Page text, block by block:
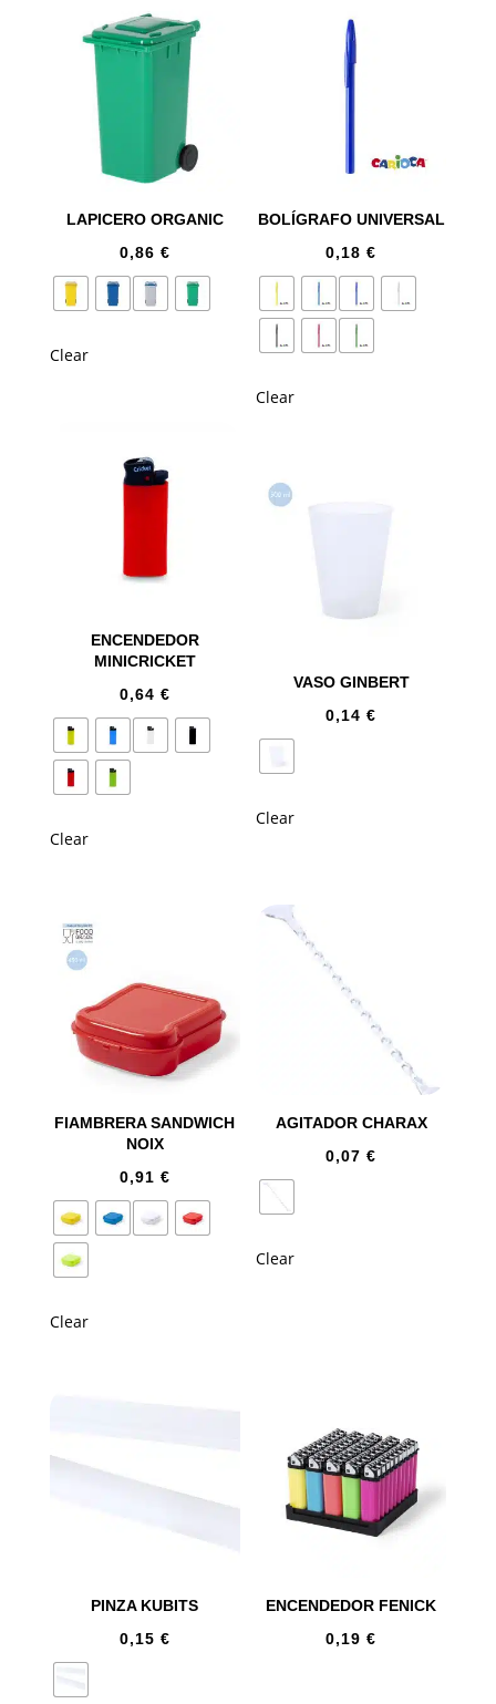
LAPICERO ORGANIC
0,86 €
Clear
BOLÍGRAFO UNIVERSAL
0,18€
Clear
ENCENDEDOR
MINICRICKET
0,64 €
Clear
VASO GINBERT
0,14€
Clear
FIAMBRERA SANDWICH
NOIX
0,91 €
Clear
AGITADOR CHARAX
0,07€
Clear
PINZA KUBITS
0,15 €
ENCENDEDOR FENICK
0,19€